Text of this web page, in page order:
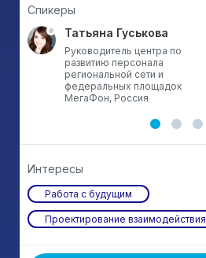
Спикеры
Татьяна Гуськова
Руководитель центра по
развитию персонала
региональной сети и
федеральных площадок
МегаФон, Россия
Интересы
Работа с будущим
Проектирование взаимодействия